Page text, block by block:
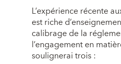
L’expérience récente
est riche
calibrage de la
l’engagement en
soulignerai trois :